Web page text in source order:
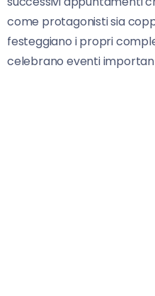
come protagonisti sia
festeggiano i propri
celebrano eventi